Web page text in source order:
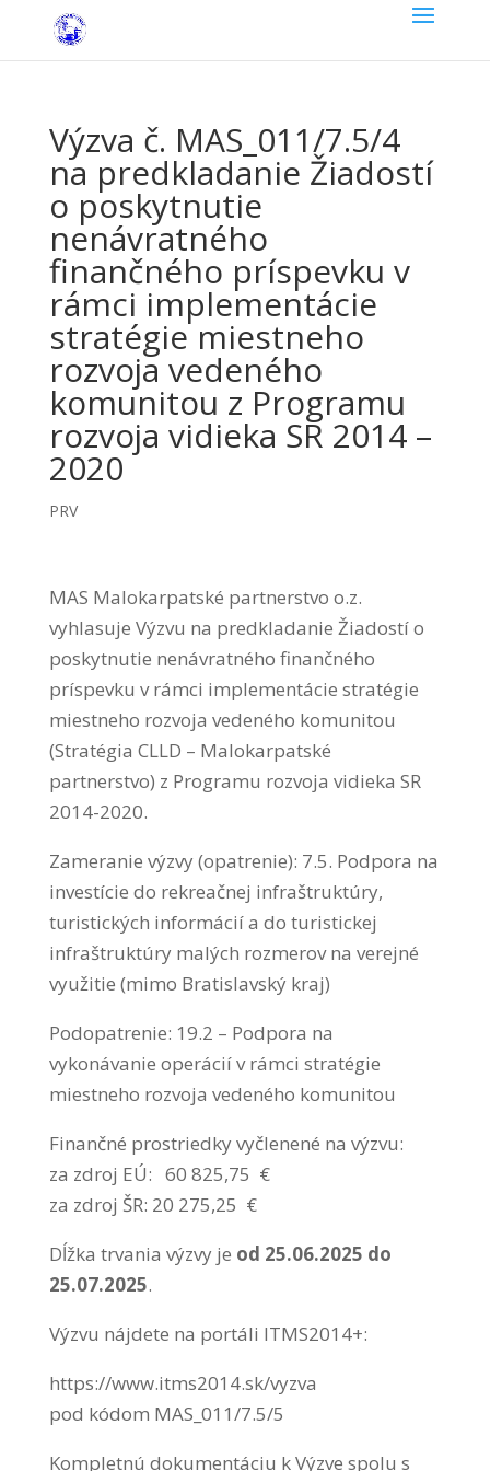
Výzva č. MAS_011/7.5/4
na predkladanie Žiadostí
o poskytnutie
nenávratného
finančného príspevku v
rámci implementácie
stratégie miestneho
rozvoja vedeného
komunitou z Programu
rozvoja vidieka SR 2014 –
2020
PRV
MAS Malokarpatské partnerstvo o.z.
vyhlasuje Výzvu na predkladanie Žiadostí o
poskytnutie nenávratného finančného
príspevku v rámci implementácie stratégie
miestneho rozvoja vedeného komunitou
(Stratégia CLLD – Malokarpatské
partnerstvo) z Programu rozvoja vidieka SR
2014-2020.
Zameranie výzvy (opatrenie): 7.5. Podpora na
investície do rekreačnej infraštruktúry,
turistických informácií a do turistickej
infraštruktúry malých rozmerov na verejné
využitie (mimo Bratislavský kraj)
Podopatrenie: 19.2 – Podpora na
vykonávanie operácií v rámci stratégie
miestneho rozvoja vedeného komunitou
Finančné prostriedky vyčlenené na výzvu:
za zdroj EÚ: 60 825,75 €
za zdroj ŠR: 20 275,25 €
Dĺžka trvania výzvy je od 25.06.2025 do
25.07.2025.
Výzvu nájdete na portáli ITMS2014+:
https://www.itms2014.sk/vyzva
pod kódom MAS_011/7.5/5
Kompletnú dokumentáciu k Výzve spolu s